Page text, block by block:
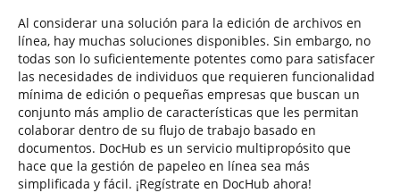
Al considerar una solución para la edición de archivos en
línea, hay muchas soluciones disponibles. Sin embargo, no
todas son lo suficientemente potentes como para satisfacer
las necesidades de individuos que requieren funcionalidad
mínima de edición o pequeñas empresas que buscan un
conjunto más amplio de características que les permitan
colaborar dentro de su flujo de trabajo basado en
documentos. DocHub es un servicio multipropósito que
hace que la gestión de papeleo en línea sea más
simplificada y fácil. ¡Regístrate en DocHub ahora!